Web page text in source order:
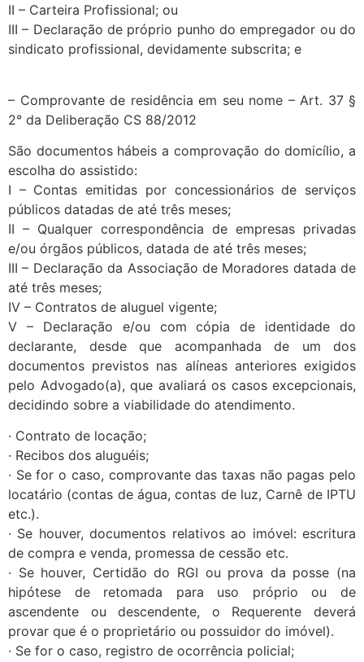
II – Carteira Profissional; ou
III – Declaração de próprio punho do empregador ou do
sindicato profissional, devidamente subscrita; e
– Comprovante de residência em seu nome – Art. 37 §
2° da Deliberação CS 88/2012
São documentos hábeis a comprovação do domicílio, a
escolha do assistido:
I – Contas emitidas por concessionários de serviços
públicos datadas de até três meses;
II – Qualquer correspondência de empresas privadas
e/ou órgãos públicos, datada de até três meses;
III – Declaração da Associação de Moradores datada de
até três meses;
IV – Contratos de aluguel vigente;
V – Declaração e/ou com cópia de identidade do
declarante, desde que acompanhada de um dos
documentos previstos nas alíneas anteriores exigidos
pelo Advogado(a), que avaliará os casos excepcionais,
decidindo sobre a viabilidade do atendimento.
· Contrato de locação;
· Recibos dos aluguéis;
· Se for o caso, comprovante das taxas não pagas pelo
locatário (contas de água, contas de luz, Carnê de IPTU
etc.).
· Se houver, documentos relativos ao imóvel: escritura
de compra e venda, promessa de cessão etc.
· Se houver, Certidão do RGI ou prova da posse (na
hipótese de retomada para uso próprio ou de
ascendente ou descendente, o Requerente deverá
provar que é o proprietário ou possuidor do imóvel).
· Se for o caso, registro de ocorrência policial;